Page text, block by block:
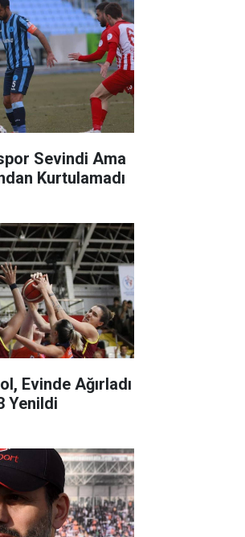
Sevindi Ama
Kurtulamadı
Evinde Ağırladı
Yenildi